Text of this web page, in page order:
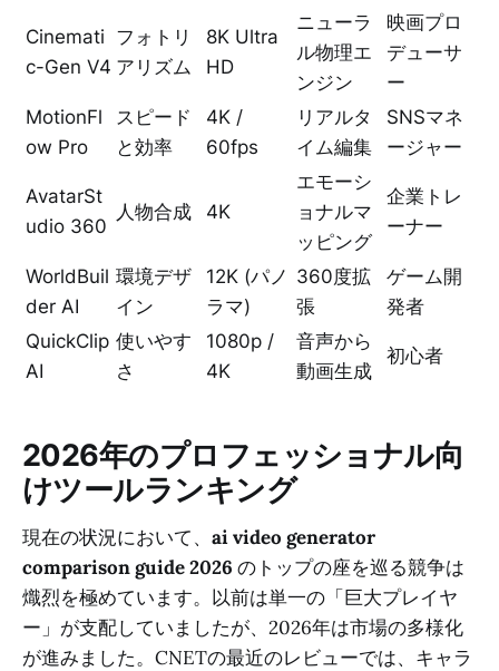
Cinemati
c-Gen V4
フォトリ
アリズム
8K Ultra
HD
ニューラ
ル物理エ
ンジン
映画プロ
デューサ
ー
MotionFl
ow Pro
スピード
と効率
4K /
60fps
リアルタ
イム編集
SNSマネ
ージャー
AvatarSt
udio 360
人物合成 4K
エモーシ
ョナルマ
ッピング
企業トレ
ーナー
WorldBuil
der AI
環境デザ
イン
12K (パノ
ラマ)
360度拡
張
ゲーム開
発者
QuickClip
AI
使いやす
さ
1080p /
4K
音声から
動画生成
初心者
2026年のプロフェッショナル向
けツールランキング
現在の状況において、 ai video generator
comparison guide 2026 のトップの座を巡る競争は
熾烈を極めています。以前は単一の「巨大プレイヤ
ー」が支配していましたが、2026年は市場の多様化
が進みました。CNETの最近のレビューでは、キャラ